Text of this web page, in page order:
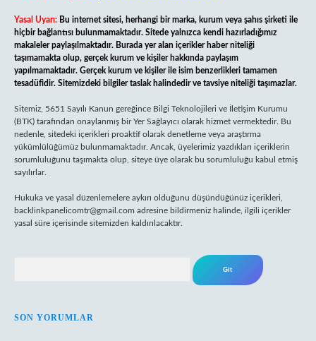
Yasal Uyarı: Bu internet sitesi, herhangi bir marka, kurum veya şahıs şirketi ile
hiçbir bağlantısı bulunmamaktadır. Sitede yalnızca kendi hazırladığımız
makaleler paylaşılmaktadır. Burada yer alan içerikler haber niteliği
taşımamakta olup, gerçek kurum ve kişiler hakkında paylaşım
yapılmamaktadır. Gerçek kurum ve kişiler ile isim benzerlikleri tamamen
tesadüfidir. Sitemizdeki bilgiler taslak halindedir ve tavsiye niteliği taşımazlar.
Sitemiz, 5651 Sayılı Kanun gereğince Bilgi Teknolojileri ve İletişim Kurumu
(BTK) tarafından onaylanmış bir Yer Sağlayıcı olarak hizmet vermektedir. Bu
nedenle, sitedeki içerikleri proaktif olarak denetleme veya araştırma
yükümlülüğümüz bulunmamaktadır. Ancak, üyelerimiz yazdıkları içeriklerin
sorumluluğunu taşımakta olup, siteye üye olarak bu sorumluluğu kabul etmiş
sayılırlar.
Hukuka ve yasal düzenlemelere aykırı olduğunu düşündüğünüz içerikleri,
backlinkpanelicomtr@gmail.com adresine bildirmeniz halinde, ilgili içerikler
yasal süre içerisinde sitemizden kaldırılacaktır.
SON YORUMLAR